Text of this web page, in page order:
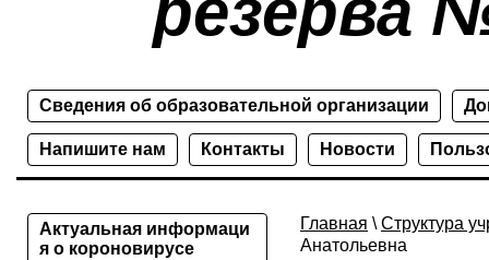
Сведения об образовательной организации
Напишите нам Контакты Новости
Главная \ Структура
Анатольевна
Актуальная информаци
я о короновирусе